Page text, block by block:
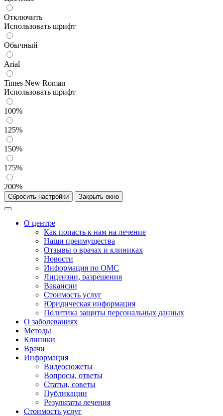
Отключить
Использовать шрифт
Обычный
Arial
Times New Roman
Использовать шрифт
100%
125%
150%
175%
200%
Сбросить настройки Закрыть окно
О центре
Как попасть к нам на лечение
Наши преимущества
Отзывы о врачах и клиниках
Новости
Информация по ОМС
Лицензии, разрешения
Вакансии
Стоимость услуг
Юридическая информация
Политика защиты персональных данных
О заболеваниях
Методы
Клиники
Врачи
Информация
Видеосюжеты
Вопросы, ответы
Статьи, советы
Публикации
Результаты лечения
Стоимость услуг